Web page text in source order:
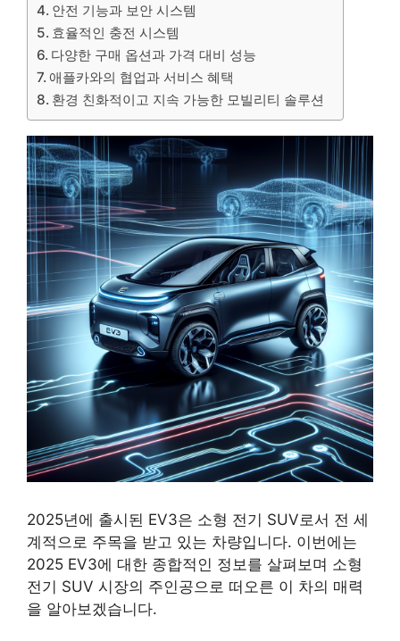
안전 기능과 보안 시스템
효율적인 충전 시스템
다양한 구매 옵션과 가격 대비 성능
애플카와의 협업과 서비스 혜택
환경 친화적이고 지속 가능한 모빌리티 솔루션
2025년에 출시된 EV3은 소형 전기 SUV로서 전 세
계적으로 주목을 받고 있는 차량입니다. 이번에는
2025 EV3에 대한 종합적인 정보를 살펴보며 소형
전기 SUV 시장의 주인공으로 떠오른 이 차의 매력
을 알아보겠습니다.